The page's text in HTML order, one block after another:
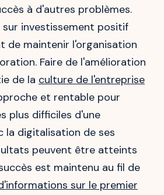
à d'autres problèmes.
investissement positif
de maintenir l'organisation
Faire de l'amélioration
de la culture de l'entreprise
et rentable pour
plus difficiles d'une
la digitalisation de ses
peuvent être atteints
est maintenu au fil de
sur le premier